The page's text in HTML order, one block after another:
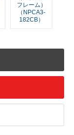
フレーム）
（NPCA3-
182CB）